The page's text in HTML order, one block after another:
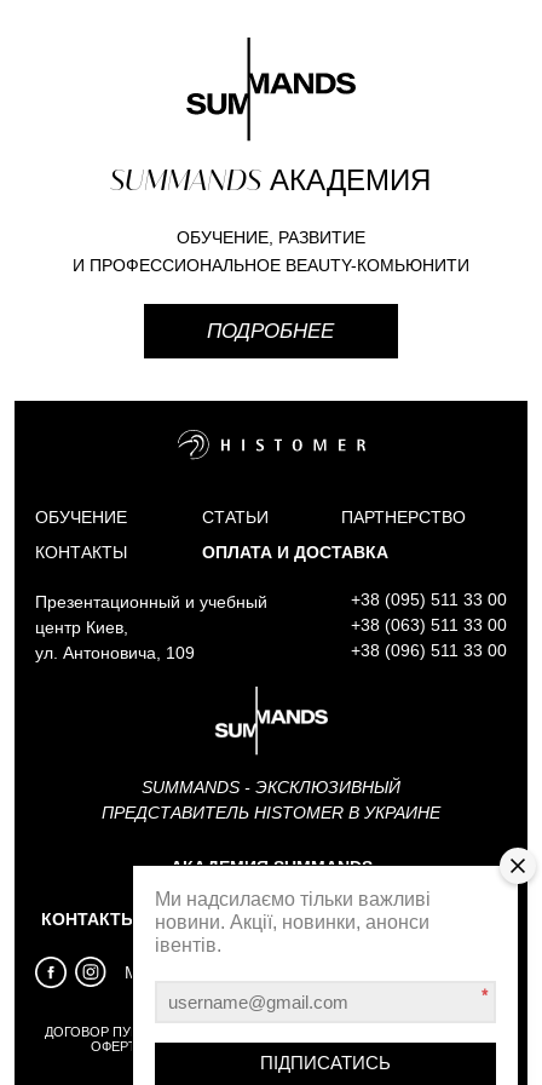
SUMMANDS АКАДЕМИЯ
ОБУЧЕНИЕ, РАЗВИТИЕ
И ПРОФЕССИОНАЛЬНОЕ BEAUTY-КОМЬЮНИТИ
ПОДРОБНЕЕ
ОБУЧЕНИЕ
КОНТАКТЫ
СТАТЬИ
ПАРТНЕРСТВО
ОПЛАТА И ДОСТАВКА
Презентационный и учебный
центр Киев,
ул. Антоновича, 109
+38 (095) 511 33 00
+38 (063) 511 33 00
+38 (096) 511 33 00
SUMMANDS - ЭКСКЛЮЗИВНЫЙ
ПРЕДСТАВИТЕЛЬ HISTOMER В УКРАИНЕ
АКАДЕМИЯ SUMMANDS
КОНТАКТЫ ОБРАТНЫЙ ЗВОНОК
МЫ В СОЦСЕТЯХ
ДОГОВОР ПУБЛИЧНОЙ
ОФЕРТЫ
КОНФИДЕНЦИАЛЬНОСТИ
ВОЗВРАТ
Ми надсилаємо тільки важливі
новини. Акції, новинки, анонси
івентів.
*
ПІДПИСАТИСЬ